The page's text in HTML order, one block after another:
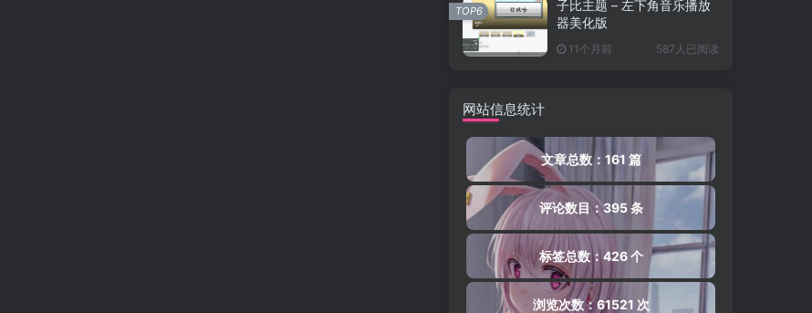
子比主题 – 左下角音乐播放
器美化版
11个月前 587人已阅读
TOP6
网站信息统计
文章总数：161 篇
评论数目：395 条
标签总数：426 个
浏览次数：61521 次